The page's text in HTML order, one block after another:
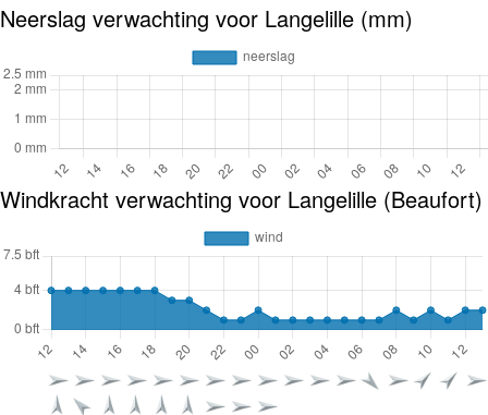
Neerslag verwachting voor Langelille (mm)
Windkracht verwachting voor Langelille (Beaufort)